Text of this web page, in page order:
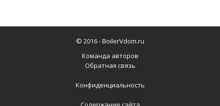
© 2016 -BoilerVdom.ru
Команда авторов
Обратная связь
Конфиденциальность